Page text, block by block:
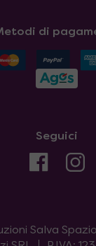
di
Seguici
Salva